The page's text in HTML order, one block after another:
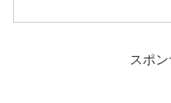
スポ